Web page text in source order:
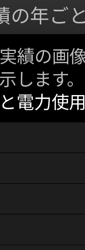
の年ご
績の画
します
電力使